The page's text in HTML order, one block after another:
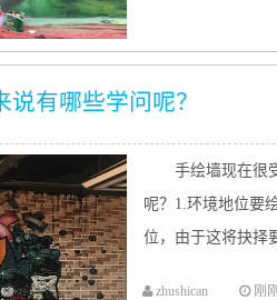
说有哪些学问呢？
手绘墙现在很
呢？1.环境地位要
位，由于这将抉择
zhushican 刚